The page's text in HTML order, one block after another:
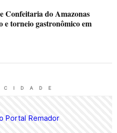
Confeitaria do Amazonas
e torneio gastronômico em
C I D A D E